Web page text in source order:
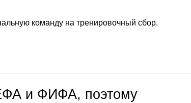
команду на тренировочный сбор.
и ФИФА, поэтому